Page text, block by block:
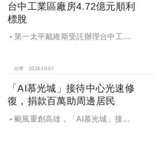
家鄉帶來改變和發展的故事。
台中工業區廠房4.72億元順利
標脫
第一太平戴維斯受託辦理台中工業
價率5％。
台灣 2024-10-07
「AI慕光城」接待中心光速修
復，捐款百萬助周邊居民
颱風重創高雄，「AI慕光城」接待